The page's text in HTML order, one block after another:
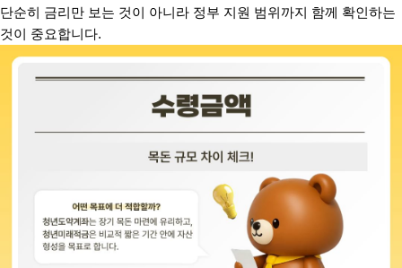
단순히 금리만 보는 것이 아니라 정부 지원 범위까지 함께 확인하는
것이 중요합니다.